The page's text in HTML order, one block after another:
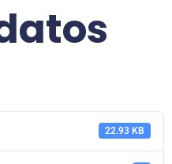
22.93 KB